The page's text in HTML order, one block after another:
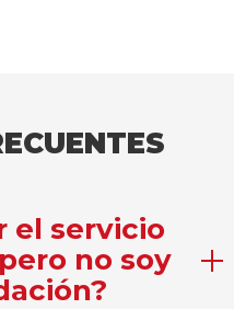
el servicio
no soy